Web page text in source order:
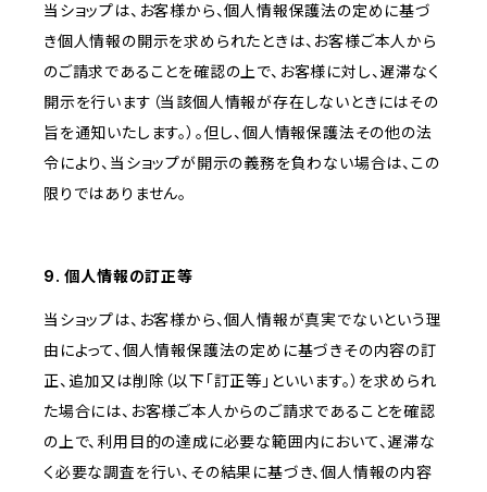
当ショップは、お客様から、個人情報保護法の定めに基づ
き個人情報の開示を求められたときは、お客様ご本人から
のご請求であることを確認の上で、お客様に対し、遅滞なく
開示を行います（当該個人情報が存在しないときにはその
旨を通知いたします。）。但し、個人情報保護法その他の法
令により、当ショップが開示の義務を負わない場合は、この
限りではありません。
9. 個人情報の訂正等
当ショップは、お客様から、個人情報が真実でないという理
由によって、個人情報保護法の定めに基づきその内容の訂
正、追加又は削除（以下「訂正等」といいます。）を求められ
た場合には、お客様ご本人からのご請求であることを確認
の上で、利用目的の達成に必要な範囲内において、遅滞な
く必要な調査を行い、その結果に基づき、個人情報の内容